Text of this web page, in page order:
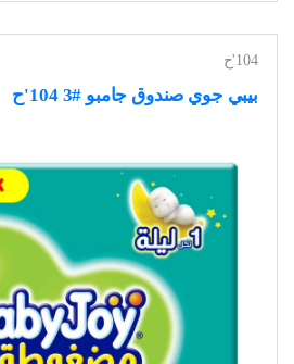
104'ح
بيبي جوي صندوق جامبو #3 104'ح